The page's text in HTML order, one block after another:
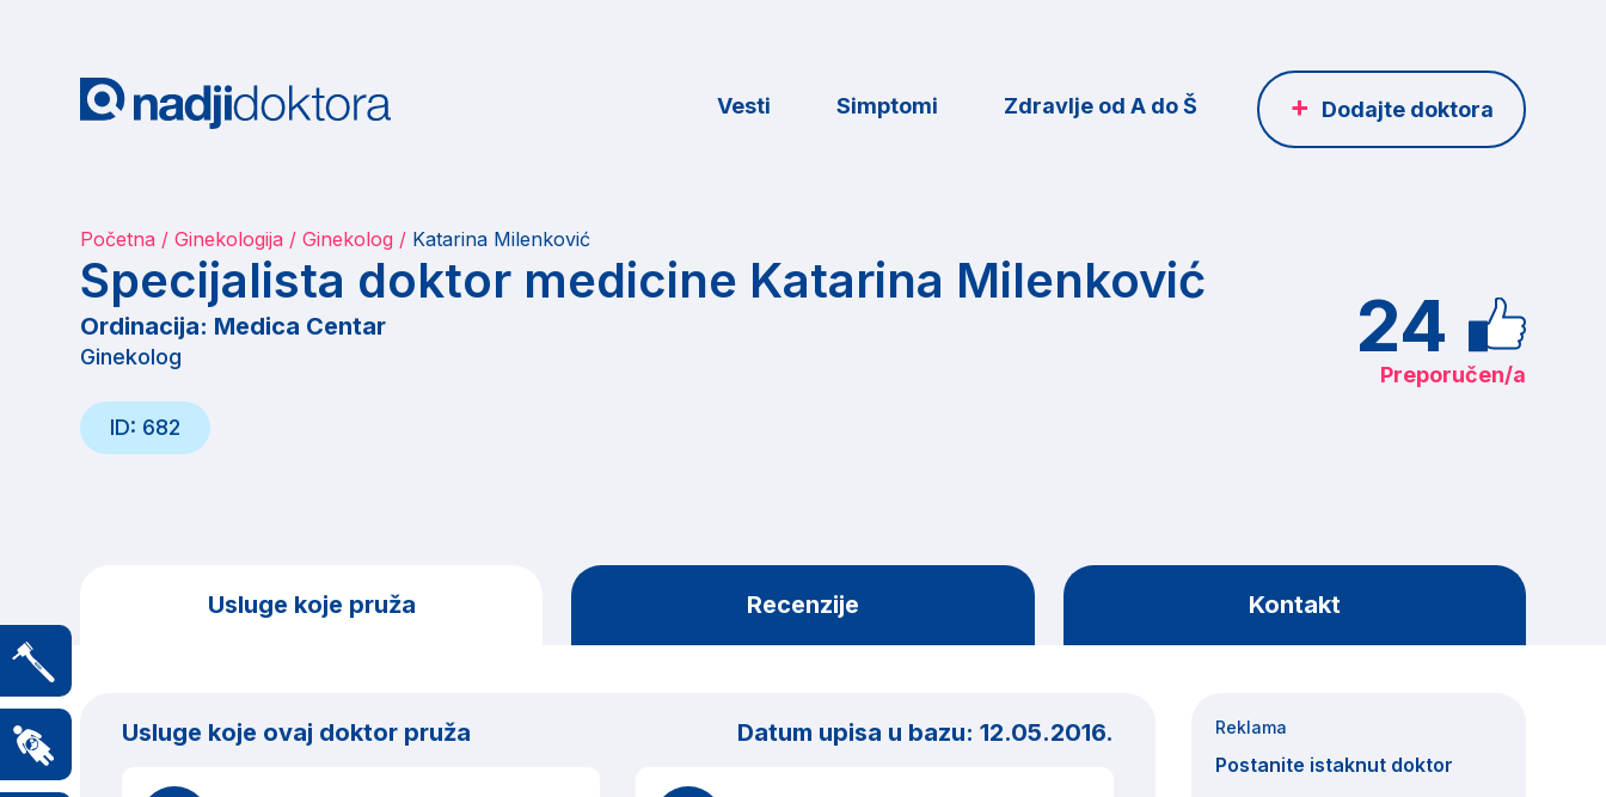
Vesti Simptomi Zdravlje od A do Š Dodajte doktora
Početna Ginekologija Ginekolog Katarina Milenković
Specijalista doktor medicine Katarina Milenković
Ordinacija: Medica Centar
Ginekolog
ID: 682
24
Preporučen/a
Usluge koje pruža Recenzije Kontakt
Usluge koje ovaj doktor pruža Datum upisa u bazu: 12.05.2016. Reklama
Postanite istaknut doktor